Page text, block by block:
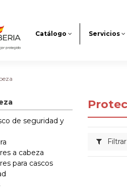
Catálogo Servicios
Filtrar
de seguridad y
a cabeza
para cascos